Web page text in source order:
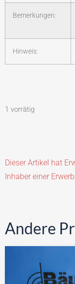
Bemerkungen:
Hinweis:
1 vorrätig
Dieser Artikel hat
Inhaber einer
Andere